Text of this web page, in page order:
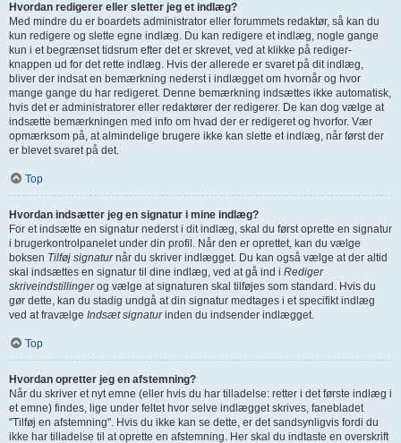
Hvordan redigerer eller sletter jeg et indlæg?
Med mindre du er boardets administrator eller forummets redaktør, så kan du
kun redigere og slette egne indlæg. Du kan redigere et indlæg, nogle gange
kun i et begrænset tidsrum efter det er skrevet, ved at klikke på rediger-
knappen ud for det rette indlæg. Hvis der allerede er svaret på dit indlæg,
bliver der indsat en bemærkning nederst i indlægget om hvornår og hvor
mange gange du har redigeret. Denne bemærkning indsættes ikke automatisk,
hvis det er administratorer eller redaktører der redigerer. De kan dog vælge at
indsætte bemærkningen med info om hvad der er redigeret og hvorfor. Vær
opmærksom på, at almindelige brugere ikke kan slette et indlæg, når først der
er blevet svaret på det.
Top
Hvordan indsætter jeg en signatur i mine indlæg?
For et indsætte en signatur nederst i dit indlæg, skal du først oprette en signatur
i brugerkontrolpanelet under din profil. Når den er oprettet, kan du vælge
boksen Tilføj signaturnår du skriver indlægget. Du kan også vælge at der altid
skal indsættes en signatur til dine indlæg, ved at gå ind i Rediger
skriveindstillingerog vælge at signaturen skal tilføjes som standard. Hvis du
gør dette, kan du stadig undgå at din signatur medtages i et specifikt indlæg
ved at fravælge Indsæt signaturinden du indsender indlægget.
Top
Hvordan opretter jeg en afstemning?
Når du skriver et nyt emne (eller hvis du har tilladelse: retter i det første indlæg i
et emne) findes, lige under feltet hvor selve indlægget skrives, fanebladet
"Tilføj en afstemning". Hvis du ikke kan se dette, er det sandsynligvis fordi du
ikke har tilladelse til at oprette en afstemning. Her skal du indtaste en overskrift